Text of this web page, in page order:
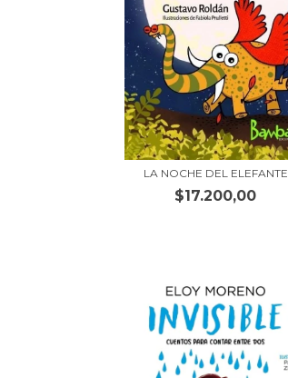
LA NOCHE DEL ELEFANTE
$17.200,00